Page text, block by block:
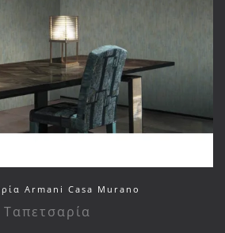
Armani Casa Murano
Ταπετσαρία